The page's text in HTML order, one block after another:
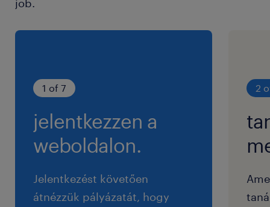
job.
1 of 7
jelentkezzen a
weboldalon.
Jelentkezést követően
átnézzük pályázatát, hogy
2